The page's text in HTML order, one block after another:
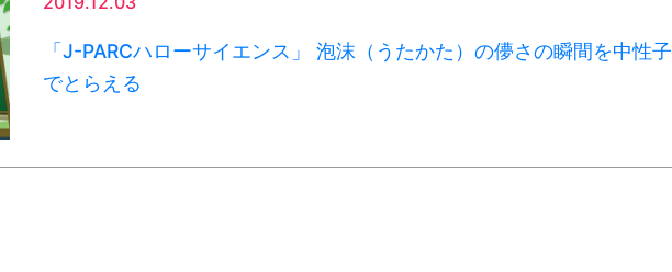
「J-PARCハローサイエンス」 泡沫（うたかた）の儚さの瞬間を中性子
でとらえる